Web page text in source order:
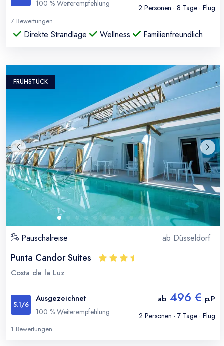
100 % Weiterempfehlung 2 Personen · 8 Tage · Flug
7 Bewertungen
Direkte Strandlage Wellness Familienfreundlich
Pauschalreise ab Düsseldorf
FRÜHSTÜCK
Punta Candor Suites
Costa de la Luz
5.1/6
Ausgezeichnet
100 % Weiterempfehlung
ab 496 € p.P
2 Personen · 7 Tage · Flug
1 Bewertungen